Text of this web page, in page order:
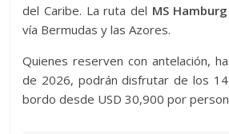
del Caribe. La ruta del MS Hamburg
vía Bermudas y las Azores.
Quienes reserven con antelación,
de 2026, podrán disfrutar de los
bordo desde USD 30,900 por